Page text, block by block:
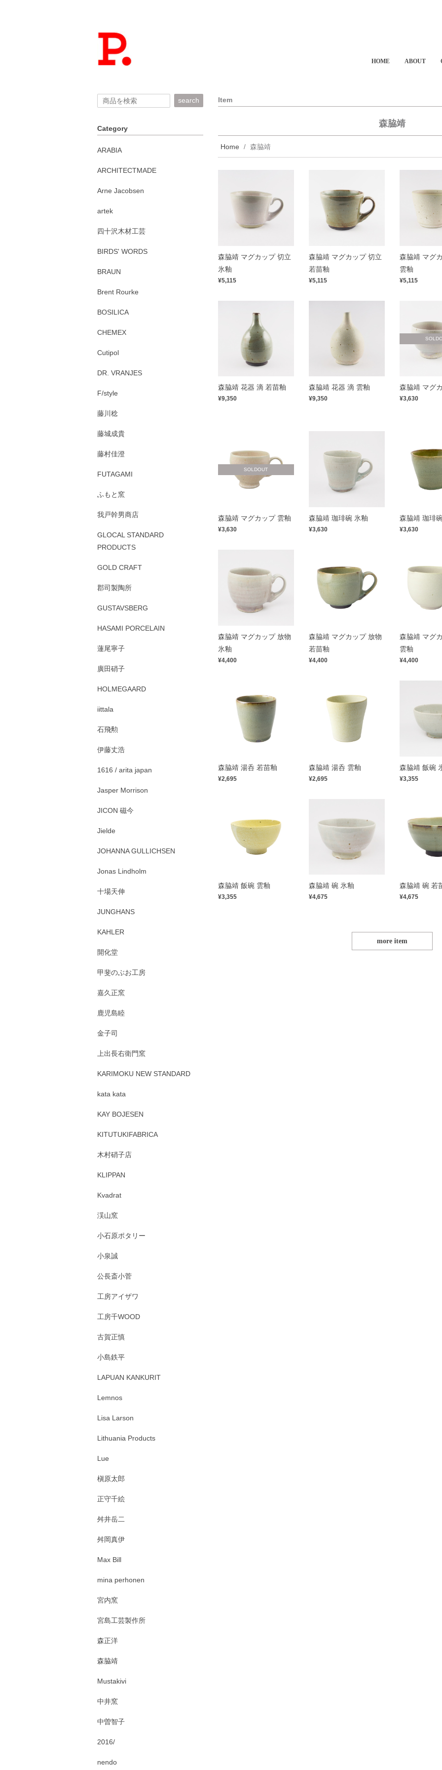
HOME ABOUT
Item
森脇靖
Home 森脇靖
森脇靖 マグカップ 切立
氷釉
¥5,115
森脇靖 マグカップ 切立
若苗釉
¥5,115
森脇靖 マグ
雲釉
¥5,115
森脇靖 花器 滴 若苗釉
¥9,350
森脇靖 花器 滴 雲釉
¥9,350
森脇靖 マグ
¥3,630
SOLDOUT
森脇靖 マグカップ 雲釉
¥3,630
森脇靖 珈琲碗 氷釉
¥3,630
森脇靖 珈琲
¥3,630
森脇靖 マグカップ 放物
氷釉
¥4,400
森脇靖 マグカップ 放物
若苗釉
¥4,400
森脇靖 マグ
雲釉
¥4,400
森脇靖 湯呑 若苗釉
¥2,695
森脇靖 湯呑 雲釉
¥2,695
森脇靖 飯碗
¥3,355
森脇靖 飯碗 雲釉
¥3,355
森脇靖 碗 氷釉
¥4,675
森脇靖 碗 若
¥4,675
more item
search
Category
ARABIA
ARCHITECTMADE
Arne Jacobsen
artek
四十沢木材工芸
BIRDS' WORDS
BRAUN
Brent Rourke
BOSILICA
CHEMEX
Cutipol
DR. VRANJES
F/style
藤川稔
藤城成貴
藤村佳澄
FUTAGAMI
ふもと窯
我戸幹男商店
GLOCAL STANDARD
PRODUCTS
GOLD CRAFT
郡司製陶所
GUSTAVSBERG
HASAMI PORCELAIN
蓮尾寧子
廣田硝子
HOLMEGAARD
iittala
石飛勲
伊藤丈浩
1616 / arita japan
Jasper Morrison
JICON 磁今
Jielde
JOHANNA GULLICHSEN
Jonas Lindholm
十場天伸
JUNGHANS
KAHLER
開化堂
甲斐のぶお工房
嘉久正窯
鹿児島睦
金子司
上出長右衛門窯
KARIMOKU NEW STANDARD
kata kata
KAY BOJESEN
KITUTUKIFABRICA
木村硝子店
KLIPPAN
Kvadrat
渓山窯
小石原ポタリー
小泉誠
公長斎小菅
工房アイザワ
工房千WOOD
古賀正慎
小島鉄平
LAPUAN KANKURIT
Lemnos
Lisa Larson
Lithuania Products
Lue
槇原太郎
正守千絵
舛井岳二
舛岡真伊
Max Bill
mina perhonen
宮内窯
宮島工芸製作所
森正洋
森脇靖
Mustakivi
中井窯
中曽智子
2016/
nendo